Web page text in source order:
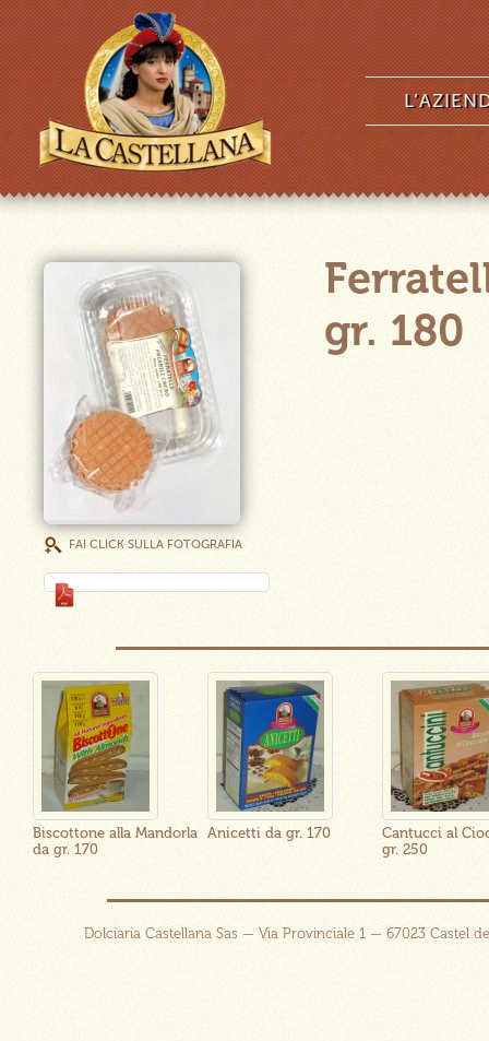
FAI CLICK SULLA FOTOGRAFIA
gr. 180
Biscottone alla Mandorla
da gr. 170
Anicetti da gr. 170
Cantucci al
gr. 250
Dolciaria Castellana Sas — Via Provinciale 1 — 67023 Castel